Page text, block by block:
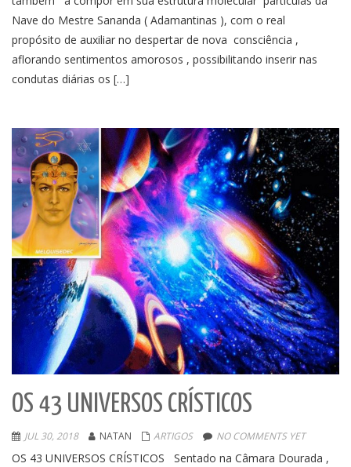
Nave do Mestre Sananda ( Adamantinas ), com o real
propósito de auxiliar no despertar de nova consciência ,
aflorando sentimentos amorosos , possibilitando inserir nas
condutas diárias os […]
OS 43 UNIVERSOS CRÍSTICOS
JUL 30, 2018 NATAN ARTIGOS NO COMMENTS YET
OS 43 UNIVERSOS CRÍSTICOS Sentado na Câmara Dourada ,